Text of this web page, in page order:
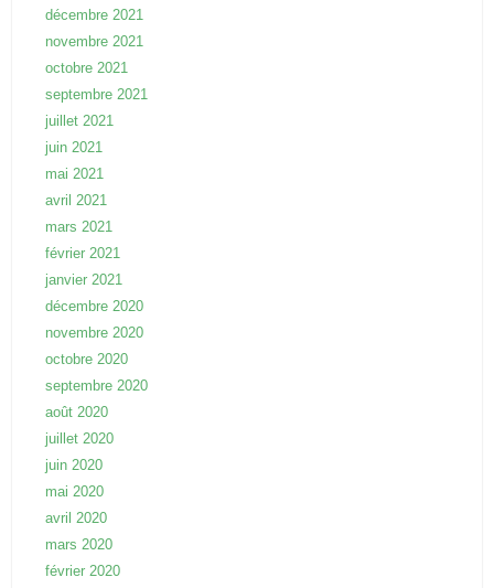
décembre 2021
novembre 2021
octobre 2021
septembre 2021
juillet 2021
juin 2021
mai 2021
avril 2021
mars 2021
février 2021
janvier 2021
décembre 2020
novembre 2020
octobre 2020
septembre 2020
août 2020
juillet 2020
juin 2020
mai 2020
avril 2020
mars 2020
février 2020